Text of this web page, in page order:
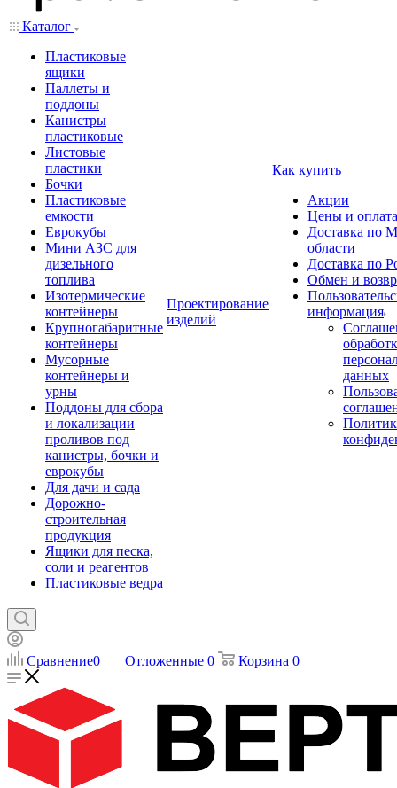
Каталог
Пластиковые
ящики
Паллеты и
поддоны
Канистры
пластиковые
Листовые
пластики
Бочки
Пластиковые
емкости
Еврокубы
Мини АЗС для
дизельного
топлива
Изотермические
контейнеры
Крупногабаритные
контейнеры
Мусорные
контейнеры и
урны
Поддоны для сбора
и локализации
проливов под
канистры, бочки и
еврокубы
Для дачи и сада
Дорожно-
строительная
продукция
Ящики для песка,
соли и реагентов
Пластиковые ведра
Проектирование
изделий
Как купить
Акции
Цены и оплата
Доставка по
области
Доставка по
Обмен и
информация
данных
Сравнение0 Отложенные 0 Корзина 0